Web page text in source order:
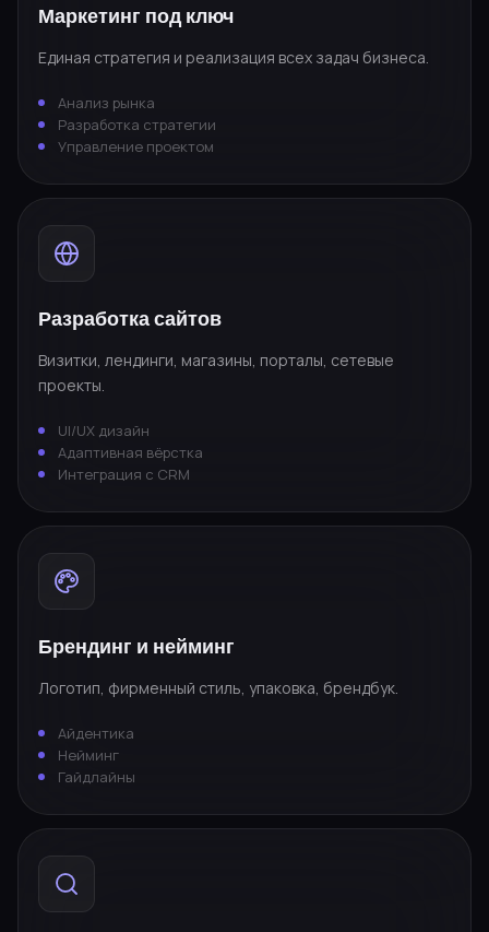
Маркетинг под ключ
Единая стратегия и реализация всех задач бизнеса.
Анализ рынка
Разработка стратегии
Управление проектом
Разработка сайтов
Визитки, лендинги, магазины, порталы, сетевые
проекты.
UI/UX дизайн
Адаптивная вёрстка
Интеграция с CRM
Брендинг и нейминг
Логотип, фирменный стиль, упаковка, брендбук.
Айдентика
Нейминг
Гайдлайны